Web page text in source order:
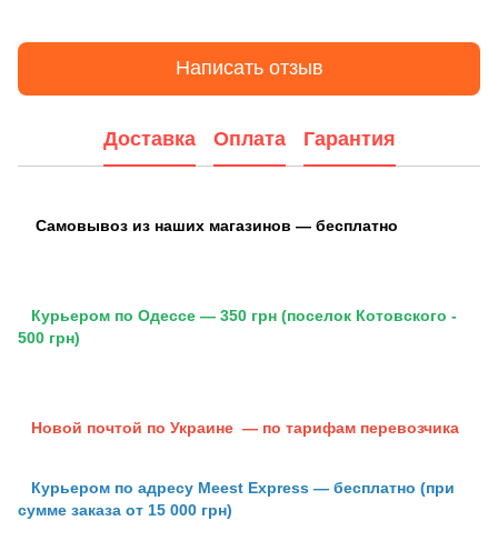
Написать отзыв
Доставка Оплата Гарантия
Самовывоз из наших магазинов — бесплатно
Курьером по Одессе — 350 грн (поселок Котовского -
500 грн)
Новой почтой по Украине — по тарифам перевозчика
Курьером по адресу Meest Express — бесплатно (при
сумме заказа от 15 000 грн)